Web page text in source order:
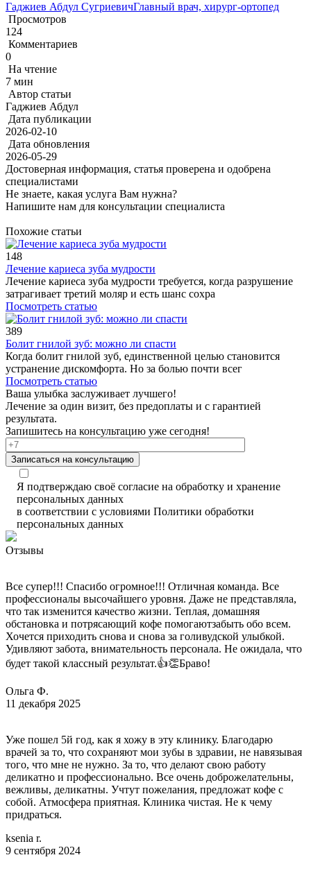
Гаджиев Абдул СугриевичГлавный врач, хирург-ортопед
Просмотров
124
Комментариев
0
На чтение
7 мин
Автор статьи
Гаджиев Абдул
Дата публикации
2026-02-10
Дата обновления
2026-05-29
Достоверная информация, статья проверена и одобрена
специалистами
Не знаете, какая услуга Вам нужна?
Напишите нам для консультации специалиста
Похожие статьи
148
Лечение кариеса зуба мудрости
Лечение кариеса зуба мудрости требуется, когда разрушение
затрагивает третий моляр и есть шанс сохра
Посмотреть статью
389
Болит гнилой зуб: можно ли спасти
Когда болит гнилой зуб, единственной целью становится
устранение дискомфорта. Но за болью почти всег
Посмотреть статью
Ваша улыбка заслуживает лучшего!
Лечение за один визит, без предоплаты и с гарантией
результата.
Запишитесь на консультацию уже сегодня!
Записаться на консультацию
Я подтверждаю своё согласие на обработку и хранение
персональных данных
в соответствии с условиями Политики обработки
персональных данных
Отзывы
Все супер!!! Спасибо огромное!!! Отличная команда. Все
профессионалы высочайшего уровня. Даже не представляла,
что так изменится качество жизни. Теплая, домашняя
обстановка и потрясающий кофе помогаютзабыть обо всем.
Хочется приходить снова и снова за голивудской улыбкой.
Удивляют забота, внимательность персонала. Не ожидала, что
будет такой классный результат.👍👏Браво!
Ольга Ф.
11 декабря 2025
Уже пошел 5й год, как я хожу в эту клинику. Благодарю
врачей за то, что сохраняют мои зубы в здравии, не навязывая
того, что мне не нужно. За то, что делают свою работу
деликатно и профессионально. Все очень доброжелательны,
вежливы, деликатны. Учтут пожелания, предложат кофе с
собой. Атмосфера приятная. Клиника чистая. Не к чему
придраться.
ksenia r.
9 сентября 2024